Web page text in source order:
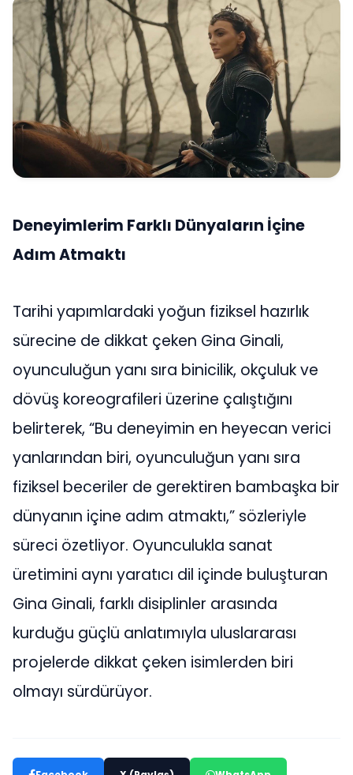
Deneyimlerim Farklı Dünyaların İçine
Adım Atmaktı
Tarihi yapımlardaki yoğun fiziksel hazırlık
sürecine de dikkat çeken Gina Ginali,
oyunculuğun yanı sıra binicilik, okçuluk ve
dövüş koreografileri üzerine çalıştığını
belirterek, “Bu deneyimin en heyecan verici
yanlarından biri, oyunculuğun yanı sıra
fiziksel beceriler de gerektiren bambaşka bir
dünyanın içine adım atmaktı,” sözleriyle
süreci özetliyor. Oyunculukla sanat
üretimini aynı yaratıcı dil içinde buluşturan
Gina Ginali, farklı disiplinler arasında
kurduğu güçlü anlatımıyla uluslararası
projelerde dikkat çeken isimlerden biri
olmayı sürdürüyor.